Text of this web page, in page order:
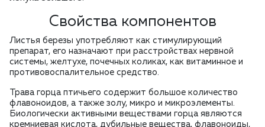
Свойства компонентов
Листья березы употребляют как стимулирующий
препарат, его назначают при расстройствах нервной
системы, желтухе, почечных коликах, как витаминное и
противовоспалительное средство.
Трава горца птичьего содержит большое количество
флавоноидов, а также золу, микро и микроэлементы.
Биологически активными веществами горца являются
кремниевая кислота, дубильные вещества, флавоноиды,